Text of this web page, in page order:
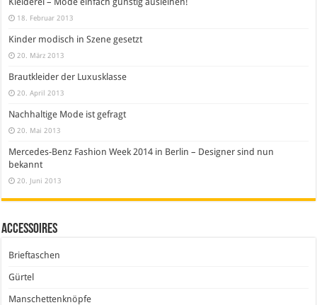
18. Februar 2013
Kinder modisch in Szene gesetzt
20. März 2013
Brautkleider der Luxusklasse
20. April 2013
Nachhaltige Mode ist gefragt
20. Mai 2013
Mercedes-Benz Fashion Week 2014 in Berlin – Designer sind nun
bekannt
20. Juni 2013
Accessoires
Brieftaschen
Gürtel
Manschettenknöpfe